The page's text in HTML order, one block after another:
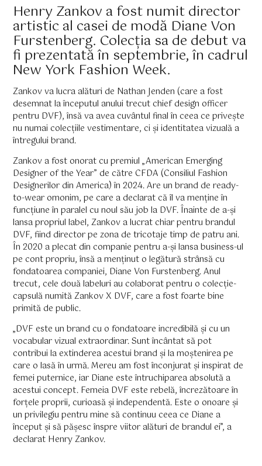
Henry Zankov a fost numit director
artistic al casei de modă Diane Von
Furstenberg. Colecția sa de debut va
fi prezentată în septembrie, în cadrul
New York Fashion Week.
Zankov va lucra alături de Nathan Jenden (care a fost
desemnat la începutul anului trecut chief design officer
pentru DVF), însă va avea cuvântul final în ceea ce privește
nu numai colecțiile vestimentare, ci și identitatea vizuală a
întregului brand.
Zankov a fost onorat cu premiul „American Emerging
Designer of the Year” de către CFDA (Consiliul Fashion
Designerilor din America) în 2024. Are un brand de ready-
to-wear omonim, pe care a declarat că îl va menține în
funcțiune în paralel cu noul său job la DVF. Înainte de a-și
lansa propriul label, Zankov a lucrat chiar pentru brandul
DVF, fiind director pe zona de tricotaje timp de patru ani.
În 2020 a plecat din companie pentru a-și lansa business-ul
pe cont propriu, însă a menținut o legătură strânsă cu
fondatoarea companiei, Diane Von Furstenberg. Anul
trecut, cele două labeluri au colaborat pentru o colecție-
capsulă numită Zankov X DVF, care a fost foarte bine
primită de public.
„DVF este un brand cu o fondatoare incredibilă și cu un
vocabular vizual extraordinar. Sunt încântat să pot
contribui la extinderea acestui brand și la moștenirea pe
care o lasă în urmă. Mereu am fost înconjurat și inspirat de
femei puternice, iar Diane este întruchiparea absolută a
acestui concept. Femeia DVF este rebelă, încrezătoare în
forțele proprii, curioasă și independentă. Este o onoare și
un privilegiu pentru mine să continuu ceea ce Diane a
început și să pășesc înspre viitor alături de brandul ei”, a
declarat Henry Zankov.